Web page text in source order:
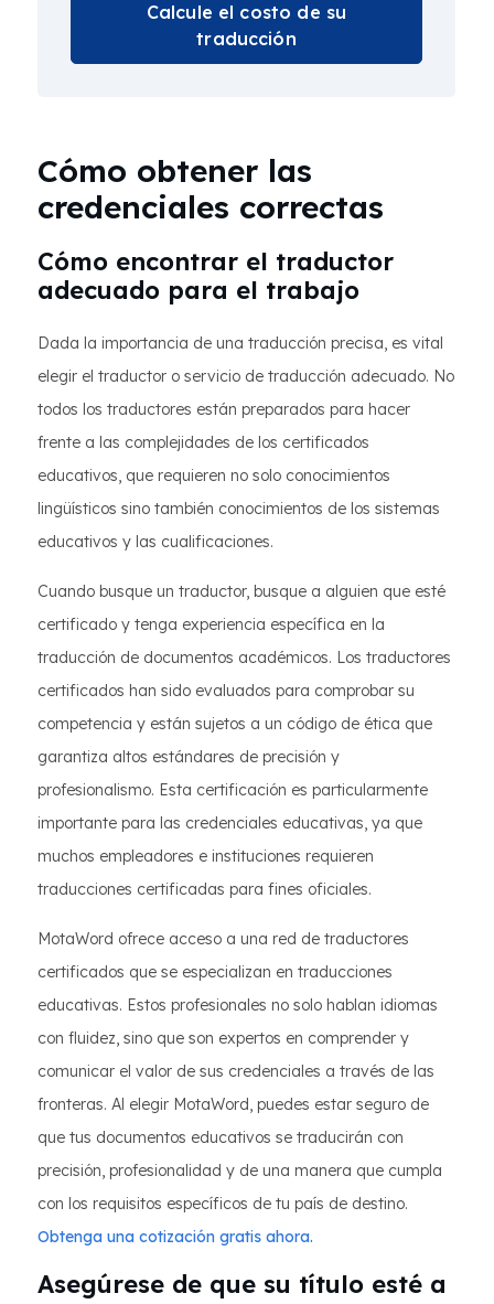
Calcule el costo de su
traducción
Cómo obtener las
credenciales correctas
Cómo encontrar el traductor
adecuado para el trabajo
Dada la importancia de una traducción precisa, es vital
elegir el traductor o servicio de traducción adecuado. No
todos los traductores están preparados para hacer
frente a las complejidades de los certificados
educativos, que requieren no solo conocimientos
lingüísticos sino también conocimientos de los sistemas
educativos y las cualificaciones.
Cuando busque un traductor, busque a alguien que esté
certificado y tenga experiencia específica en la
traducción de documentos académicos. Los traductores
certificados han sido evaluados para comprobar su
competencia y están sujetos a un código de ética que
garantiza altos estándares de precisión y
profesionalismo. Esta certificación es particularmente
importante para las credenciales educativas, ya que
muchos empleadores e instituciones requieren
traducciones certificadas para fines oficiales.
MotaWord ofrece acceso a una red de traductores
certificados que se especializan en traducciones
educativas. Estos profesionales no solo hablan idiomas
con fluidez, sino que son expertos en comprender y
comunicar el valor de sus credenciales a través de las
fronteras. Al elegir MotaWord, puedes estar seguro de
que tus documentos educativos se traducirán con
precisión, profesionalidad y de una manera que cumpla
con los requisitos específicos de tu país de destino.
Obtenga una cotización gratis ahora.
Asegúrese de que su título esté a